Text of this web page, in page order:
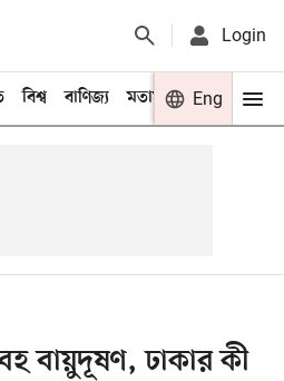
Login
বিশ্ব বাণিজ্য মতামত খেলা
Eng
বায়ুদূষণ, ঢাকার কী